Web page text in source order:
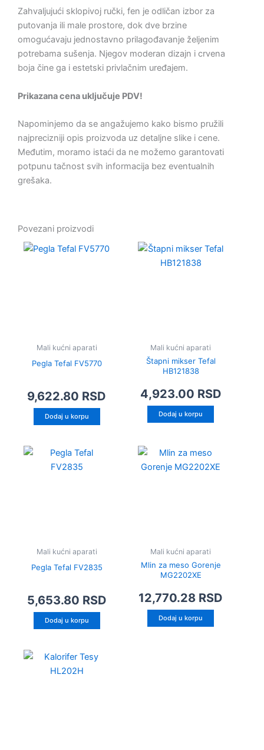
Zahvaljujući sklopivoj ručki, fen je odličan izbor za
putovanja ili male prostore, dok dve brzine
omogućavaju jednostavno prilagođavanje željenim
potrebama sušenja. Njegov moderan dizajn i crvena
boja čine ga i estetski privlačnim uređajem.
Prikazana cena uključuje PDV!
Napominjemo da se angažujemo kako bismo pružili
najprecizniji opis proizvoda uz detaljne slike i cene.
Međutim, moramo istaći da ne možemo garantovati
potpunu tačnost svih informacija bez eventualnih
grešaka.
Povezani proizvodi
Mali kućni aparati
Pegla Tefal FV5770
9,622.80 RSD
Dodaj u korpu
Mali kućni aparati
Štapni mikser Tefal
HB121838
4,923.00 RSD
Dodaj u korpu
Mali kućni aparati
Pegla Tefal FV2835
5,653.80 RSD
Dodaj u korpu
Mali kućni aparati
Mlin za meso Gorenje
MG2202XE
12,770.28 RSD
Dodaj u korpu